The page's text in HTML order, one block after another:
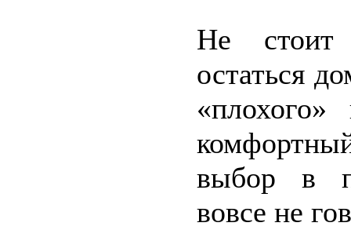
Не стоит
остаться
выбор в
вовсе не